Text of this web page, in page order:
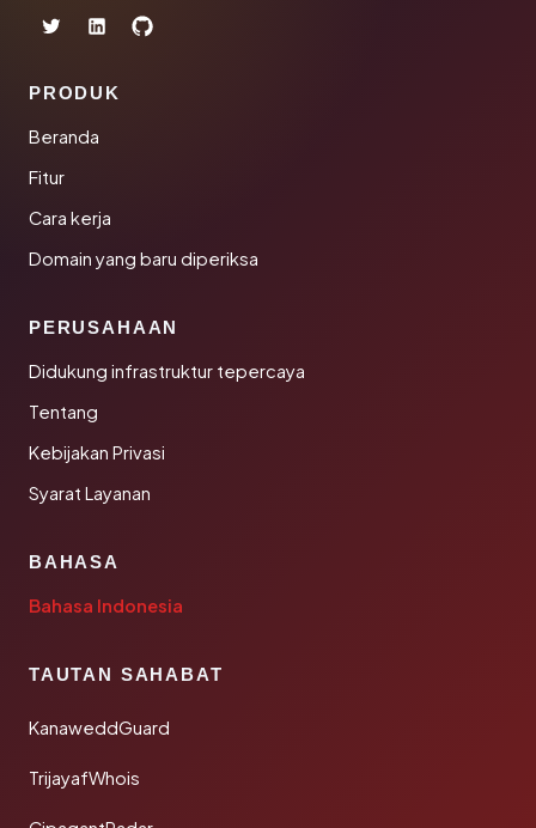
PRODUK
Beranda
Fitur
Cara kerja
Domain yang baru diperiksa
PERUSAHAAN
Didukung infrastruktur tepercaya
Tentang
Kebijakan Privasi
Syarat Layanan
BAHASA
Bahasa Indonesia
TAUTAN SAHABAT
KanaweddGuard
TrijayafWhois